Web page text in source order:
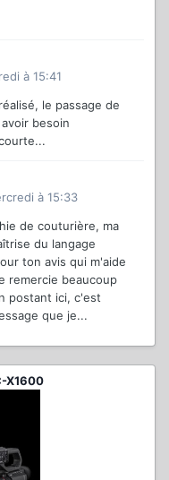
à 15:41
le passage de
besoin
à 15:33
de couturière, ma
du langage
ton avis qui m'aide
remercie beaucoup
postant ici, c'est
que je...
X1600